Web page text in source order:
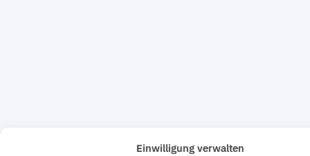
Einwilligung verwalten